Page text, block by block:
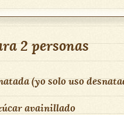
2 personas
(yo solo uso
avainillado